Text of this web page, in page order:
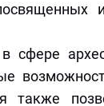
сфере
также